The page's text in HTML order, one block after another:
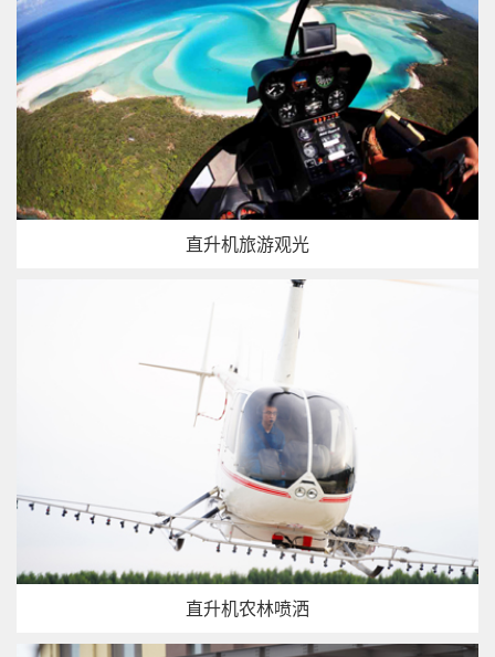
直升机旅游观光
直升机农林喷洒